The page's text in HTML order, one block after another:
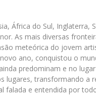
África do Sul,
As mais diversas
meteórica do jovem
ano, conquistou o
predominam e no
lugares, transformando a
falada e entendida por